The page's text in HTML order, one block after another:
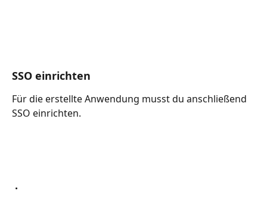
SSO einrichten
Für die erstellte Anwendung musst du anschließend
SSO einrichten.
.